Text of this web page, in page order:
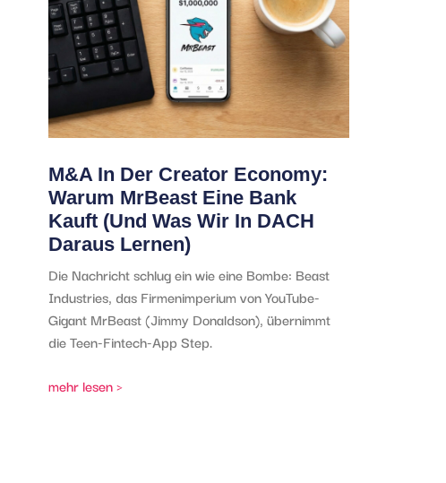
M&A In Der Creator Economy:
Warum MrBeast Eine Bank
Kauft (und Was Wir In DACH
Daraus Lernen)
Die Nachricht schlug ein wie eine Bombe: Beast
Industries, das Firmenimperium von YouTube-
Gigant MrBeast (Jimmy Donaldson), übernimmt
die Teen-Fintech-App Step.
mehr lesen >